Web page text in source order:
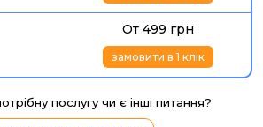
От 499 грн
замовити в 1 клік
послугу чи є інші питання?